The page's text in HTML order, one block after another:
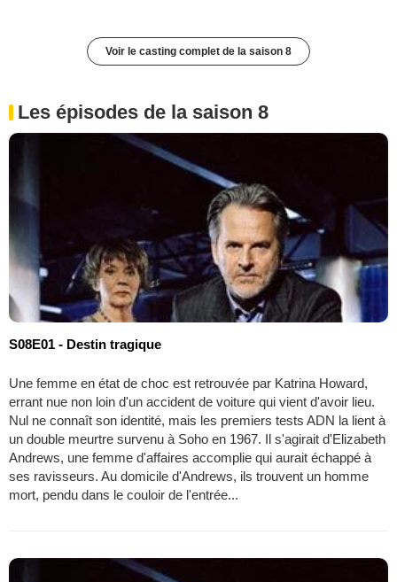
Voir le casting complet de la saison 8
Les épisodes de la saison 8
S08E01 - Destin tragique
Une femme en état de choc est retrouvée par Katrina Howard,
errant nue non loin d'un accident de voiture qui vient d'avoir lieu.
Nul ne connaît son identité, mais les premiers tests ADN la lient à
un double meurtre survenu à Soho en 1967. Il s'agirait d'Elizabeth
Andrews, une femme d'affaires accomplie qui aurait échappé à
ses ravisseurs. Au domicile d'Andrews, ils trouvent un homme
mort, pendu dans le couloir de l'entrée...